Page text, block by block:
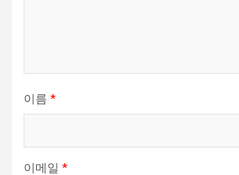
이름 *
이메일 *